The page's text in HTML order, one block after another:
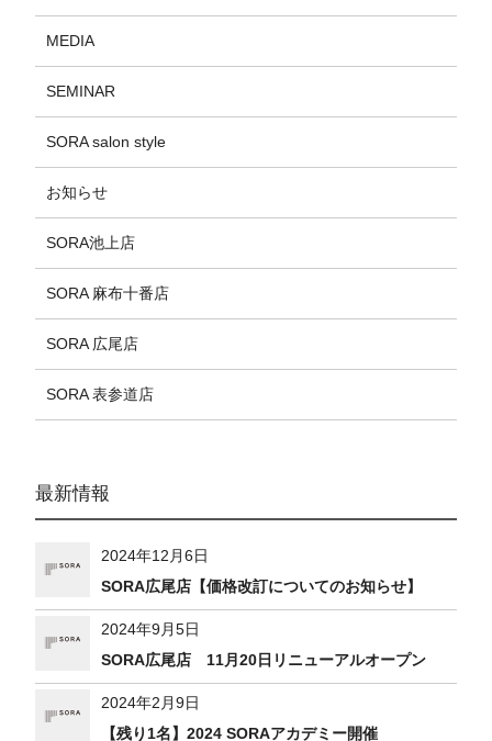
MEDIA
SEMINAR
SORA salon style
お知らせ
SORA池上店
SORA 麻布十番店
SORA 広尾店
SORA 表参道店
最新情報
2024年12月6日
SORA広尾店【価格改訂についてのお知らせ】
2024年9月5日
SORA広尾店 11月20日リニューアルオープン
2024年2月9日
【残り1名】2024 SORAアカデミー開催